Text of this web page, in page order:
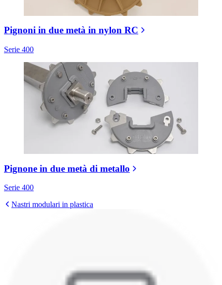
Pignoni in due metà in nylon RC
Serie 400
Pignone in due metà di metallo
Serie 400
Nastri modulari in plastica